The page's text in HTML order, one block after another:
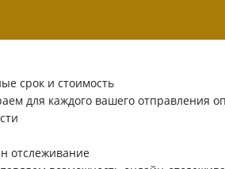
срок и стоимость
для каждого вашего отправления
отслеживание